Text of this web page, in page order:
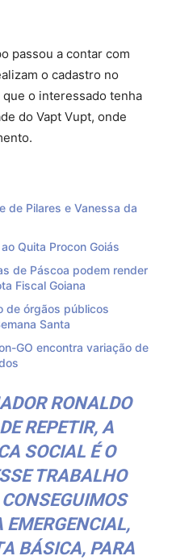
passou a contar com
o cadastro no
o interessado tenha
do Vapt Vupt, onde
de Pilares e Vanessa da
Quita Procon Goiás
de Páscoa podem render
Fiscal Goiana
de órgãos públicos
Santa
GO encontra variação de
RONALDO
REPETIR, A
SOCIAL É O
TRABALHO
EMERGENCIAL,
BÁSICA, PARA